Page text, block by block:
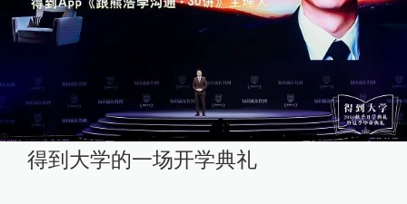
得到大学的一场开学典礼